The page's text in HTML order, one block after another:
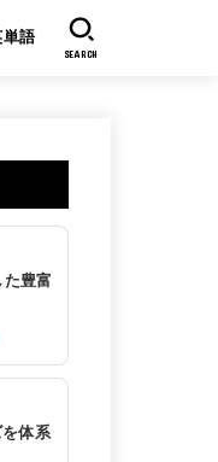
単語
SEARCH
豊富
体系